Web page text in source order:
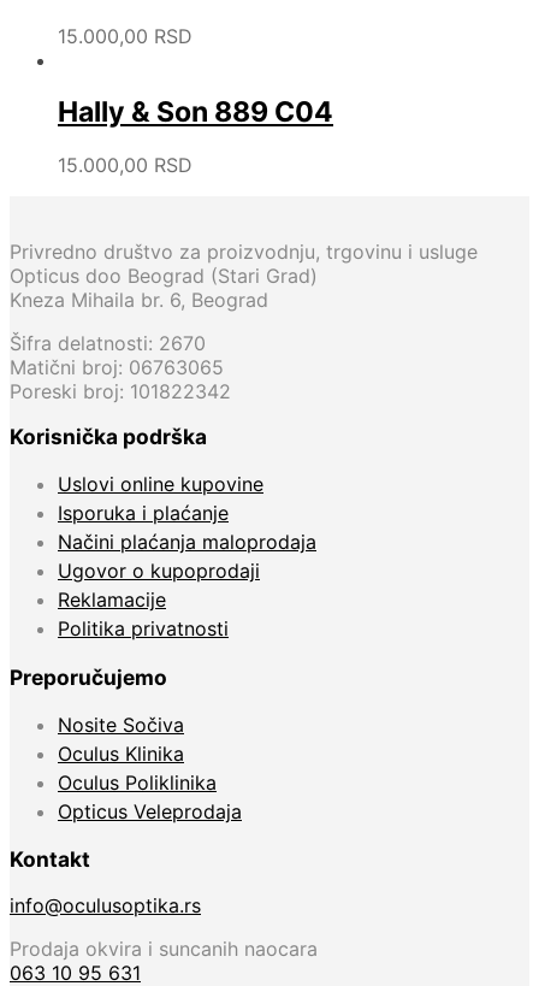
15.000,00 RSD
Hally & Son 889 C04
15.000,00 RSD
Privredno društvo za proizvodnju, trgovinu i usluge
Opticus doo Beograd (Stari Grad)
Kneza Mihaila br. 6, Beograd
Šifra delatnosti: 2670
Matični broj: 06763065
Poreski broj: 101822342
Korisnička podrška
Uslovi online kupovine
Isporuka i plaćanje
Načini plaćanja maloprodaja
Ugovor o kupoprodaji
Reklamacije
Politika privatnosti
Preporučujemo
Nosite Sočiva
Oculus Klinika
Oculus Poliklinika
Opticus Veleprodaja
Kontakt
info@oculusoptika.rs
Prodaja okvira i suncanih naocara
063 10 95 631